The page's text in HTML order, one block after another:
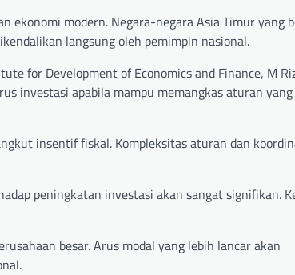
ekonomi modern. Negara-negara Asia Timur yang
langsung oleh pemimpin nasional.
for Development of Economics and Finance, M
investasi apabila mampu memangkas aturan
insentif fiskal. Kompleksitas aturan dan
peningkatan investasi akan sangat signifikan.
besar. Arus modal yang lebih lancar akan